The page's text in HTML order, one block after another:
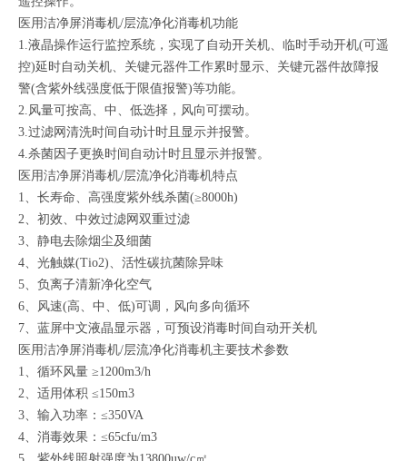
医用洁净屏消毒机/层流净化消毒机功能
1.液晶操作运行监控系统，实现了自动开关机、临时手动开机(可遥
控)延时自动关机、关键元器件工作累时显示、关键元器件故障报
警(含紫外线强度低于限值报警)等功能。
2.风量可按高、中、低选择，风向可摆动。
3.过滤网清洗时间自动计时且显示并报警。
4.杀菌因子更换时间自动计时且显示并报警。
医用洁净屏消毒机/层流净化消毒机特点
1、长寿命、高强度紫外线杀菌(≥8000h)
2、初效、中效过滤网双重过滤
3、静电去除烟尘及细菌
4、光触媒(Tio2)、活性碳抗菌除异味
5、负离子清新净化空气
6、风速(高、中、低)可调，风向多向循环
7、蓝屏中文液晶显示器，可预设消毒时间自动开关机
医用洁净屏消毒机/层流净化消毒机主要技术参数
1、循环风量 ≥1200m3/h
2、适用体积 ≤150m3
3、输入功率：≤350VA
4、消毒效果：≤65cfu/m3